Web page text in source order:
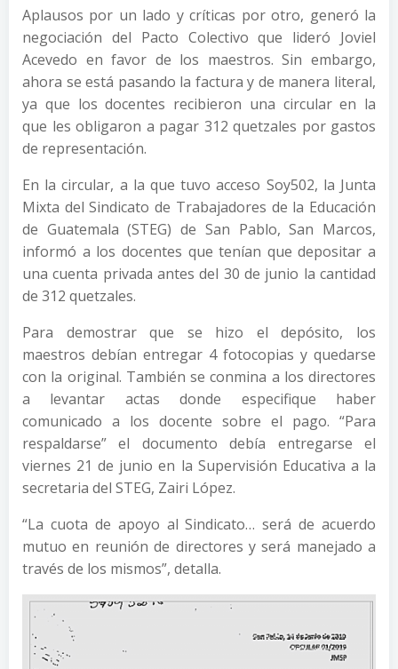
Aplausos por un lado y críticas por otro, generó la
negociación del Pacto Colectivo que lideró Joviel
Acevedo en favor de los maestros. Sin embargo,
ahora se está pasando la factura y de manera literal,
ya que los docentes recibieron una circular en la
que les obligaron a pagar 312 quetzales por gastos
de representación.
En la circular, a la que tuvo acceso Soy502, la Junta
Mixta del Sindicato de Trabajadores de la Educación
de Guatemala (STEG) de San Pablo, San Marcos,
informó a los docentes que tenían que depositar a
una cuenta privada antes del 30 de junio la cantidad
de 312 quetzales.
Para demostrar que se hizo el depósito, los
maestros debían entregar 4 fotocopias y quedarse
con la original. También se conmina a los directores
a levantar actas donde especifique haber
comunicado a los docente sobre el pago. “Para
respaldarse” el documento debía entregarse el
viernes 21 de junio en la Supervisión Educativa a la
secretaria del STEG, Zairi López.
“La cuota de apoyo al Sindicato… será de acuerdo
mutuo en reunión de directores y será manejado a
través de los mismos”, detalla.